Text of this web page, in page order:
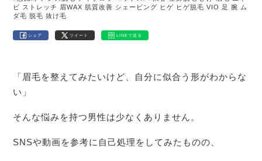
ビ ストレッチ 眉WAX 肌質改善 シェービング ヒゲ ヒゲ脱毛 VIO 足 腕 ム
ダ毛 脱毛 抜け毛
シェア ツイート LINEで送る
「眉毛を整えてみたいけど、自分に似合う形がわからな
い」
そんな悩みを持つ男性は少なくありません。
SNSや動画を参考に自己処理をしてみたものの、